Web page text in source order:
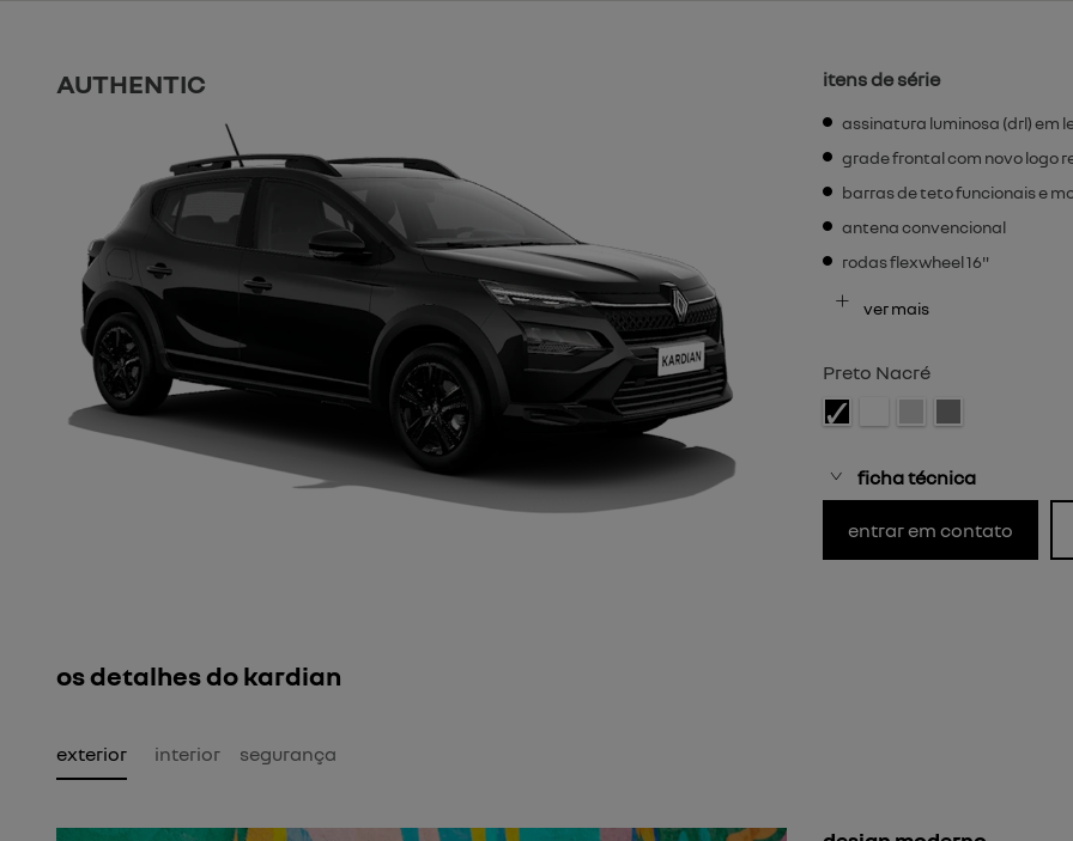
AUTHENTIC itens de série
assinatura luminosa (drl) em
grade frontal com novo logo
barras de teto funcionais e
antena convencional
rodas flexwheel 16"
ver mais
Preto Nacré
ficha técnica
entrar em contato
os detalhes do kardian
exterior interior segurança